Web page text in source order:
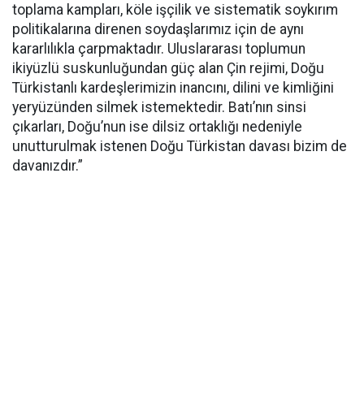
toplama kampları, köle işçilik ve sistematik soykırım
politikalarına direnen soydaşlarımız için de aynı
kararlılıkla çarpmaktadır. Uluslararası toplumun
ikiyüzlü suskunluğundan güç alan Çin rejimi, Doğu
Türkistanlı kardeşlerimizin inancını, dilini ve kimliğini
yeryüzünden silmek istemektedir. Batı’nın sinsi
çıkarları, Doğu’nun ise dilsiz ortaklığı nedeniyle
unutturulmak istenen Doğu Türkistan davası bizim de
davanızdır.”